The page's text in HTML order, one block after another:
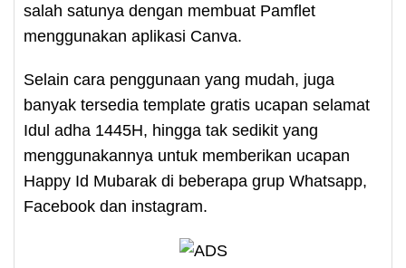
salah satunya dengan membuat Pamflet
menggunakan aplikasi Canva.
Selain cara penggunaan yang mudah, juga
banyak tersedia template gratis ucapan selamat
Idul adha 1445H, hingga tak sedikit yang
menggunakannya untuk memberikan ucapan
Happy Id Mubarak di beberapa grup Whatsapp,
Facebook dan instagram.